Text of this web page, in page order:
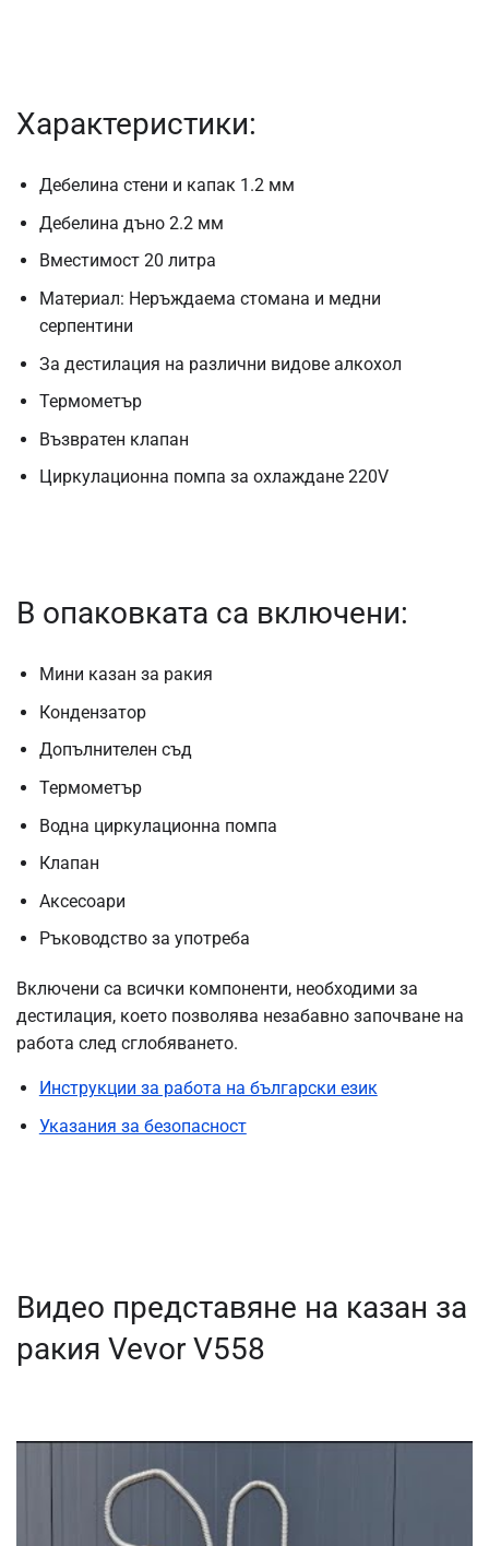
Характеристики:
Дебелина стени и капак 1.2 мм
Дебелина дъно 2.2 мм
Вместимост 20 литра
Материал: Неръждаема стомана и медни
серпентини
За дестилация на различни видове алкохол
Термометър
Възвратен клапан
Циркулационна помпа за охлаждане 220V
В опаковката са включени:
Мини казан за ракия
Кондензатор
Допълнителен съд
Термометър
Водна циркулационна помпа
Клапан
Аксесоари
Ръководство за употреба
Включени са всички компоненти, необходими за
дестилация, което позволява незабавно започване на
работа след сглобяването.
Инструкции за работа на български език
Указания за безопасност
Видео представяне на казан за
ракия Vevor V558